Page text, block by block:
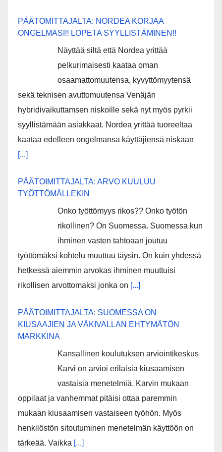
PÄÄTOMITTAJALTA: NORDEA KORJAA
ONGELMASI!! LOPETA SYYLLISTÄMINEN!!
Näyttää siltä että Nordea yrittää
pelkurimaisesti kaataa oman
osaamattomuutensa, kyvyttömyytensä
sekä teknisen avuttomuutensa Venäjän
hybridivaikuttamsen niskoille sekä nyt myös pyrkii
syyllistämään asiakkaat. Nordea yrittää tuoreeltaa
kaataa edelleen ongelmansa käyttäjiensä niskaan
[...]
PÄÄTOIMITTAJALTA: ARVO KUULUU
TYÖTTÖMÄLLEKIN
Onko työttömyys rikos?? Onko työtön
rikollinen? On Suomessa. Suomessa kun
ihminen vasten tahtoaan joutuu
työttömäksi kohtelu muuttuu täysin. On kuin yhdessä
hetkessä aiemmin arvokas ihminen muuttuisi
rikollisen arvottomaksi jonka on [...]
PÄÄTOIMITTAJALTA: SUOMESSA ON
KIUSAAJIEN JA VÄKIVALLAN EHTYMÄTÖN
MARKKINA
Kansallinen koulutuksen arviointikeskus
Karvi on arvioi erilaisia kiusaamisen
vastaisia menetelmiä. Karvin mukaan
oppilaat ja vanhemmat pitäisi ottaa paremmin
mukaan kiusaamisen vastaiseen työhön. Myös
henkilöstön sitoutuminen menetelmän käyttöön on
tärkeää. Vaikka [...]